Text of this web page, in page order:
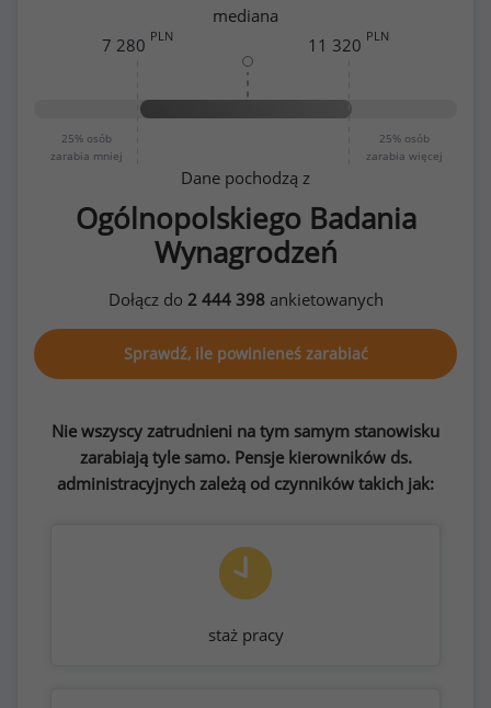
mediana
25% osób
zarabia mniej
25% osób
zarabia więcej
7 280 PLN 11 320 PLN
Dane pochodzą z
Ogólnopolskiego Badania
Wynagrodzeń
Dołącz do 2 444 398ankietowanych
Sprawdź, ile powinieneś zarabiać
Nie wszyscy zatrudnieni na tym samym stanowisku
zarabiają tyle samo. Pensje kierowników ds.
administracyjnych zależą od czynników takich jak:
staż pracy